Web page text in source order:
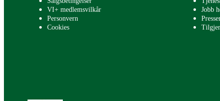
VI+ medlemsvilkår
Personvern
Cookies
Jobb